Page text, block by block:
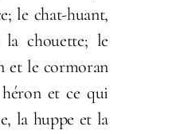
le chat-huant,
chouette; le
et le cormoran
et ce qui
la huppe et la